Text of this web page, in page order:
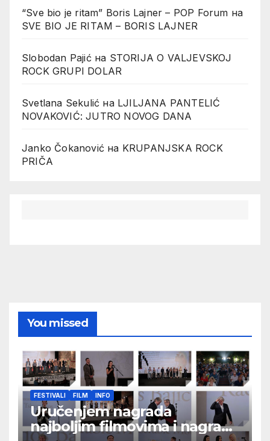
“Sve bio je ritam” Boris Lajner – POP Forum на
SVE BIO JE RITAM – BORIS LAJNER
Slobodan Pajićна STORIJA O VALJEVSKOJ
ROCK GRUPI DOLAR
Svetlana Sekulić на LJILJANA PANTELIĆ
NOVAKOVIĆ: JUTRO NOVOG DANA
Janko Čokanović на KRUPANJSKA ROCK
PRIČA
You missed
FESTIVALI FILM INFO
Uručenjem nagrada
najboljim filmovima i nagrade